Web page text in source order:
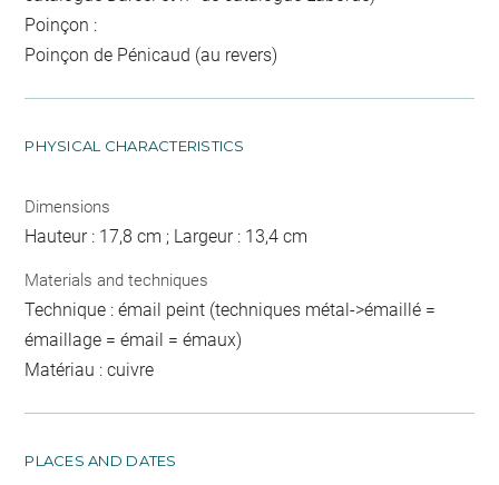
Poinçon :
Poinçon de Pénicaud (au revers)
PHYSICAL CHARACTERISTICS
Dimensions
Hauteur : 17,8 cm ; Largeur : 13,4 cm
Materials and techniques
Technique : émail peint (techniques métal->émaillé =
émaillage = émail = émaux)
Matériau : cuivre
PLACES AND DATES